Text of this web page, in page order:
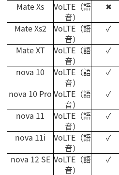
Mate Xs
VoLTE （語
音）
✖
Mate Xs2
VoLTE （語
音）
✓
Mate XT
VoLTE （語
音）
✓
nova 10
VoLTE （語
音）
✓
nova 10 Pro VoLTE （語
音）
✓
nova 11
VoLTE （語
音）
✓
nova 11i
VoLTE （語
音）
✓
nova 12 SE VoLTE （語
音）
✓